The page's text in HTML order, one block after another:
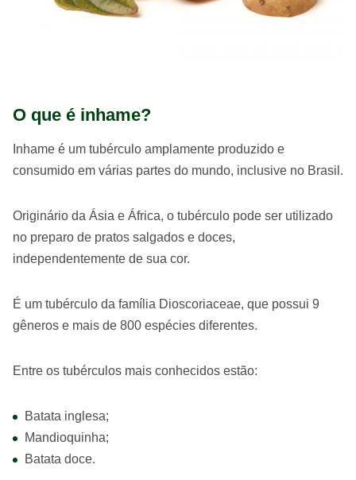
O que é inhame?
Inhame é um tubérculo amplamente produzido e
consumido em várias partes do mundo, inclusive no Brasil.
Originário da Ásia e África, o tubérculo pode ser utilizado
no preparo de pratos salgados e doces,
independentemente de sua cor.
É um tubérculo da família Dioscoriaceae, que possui 9
gêneros e mais de 800 espécies diferentes.
Entre os tubérculos mais conhecidos estão:
Batata inglesa;
Mandioquinha;
Batata doce.